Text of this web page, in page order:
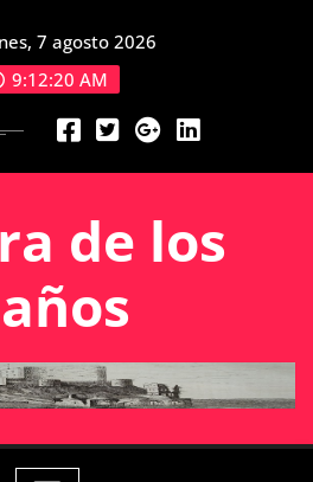
7 agosto 2026
9:12:21 AM
de los